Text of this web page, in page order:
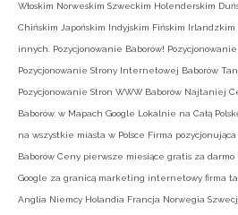
Włoskim Norweskim Szweckim Holenderskim
Chińskim Japońskim Indyjskim Fińskim
innych. Pozycjonowanie Baborów!
Pozycjonowanie Strony Internetowej Baborów
Pozycjonowanie Stron WWW Baborów Najtaniej
Baborów. w Mapach Google Lokalnie na Całą
na wszystkie miasta w Polsce Firma
Baborów Ceny pierwsze miesiące gratis za darmo
Google za granicą marketing internetowy firma
Anglia Niemcy Holandia Francja Norwegia